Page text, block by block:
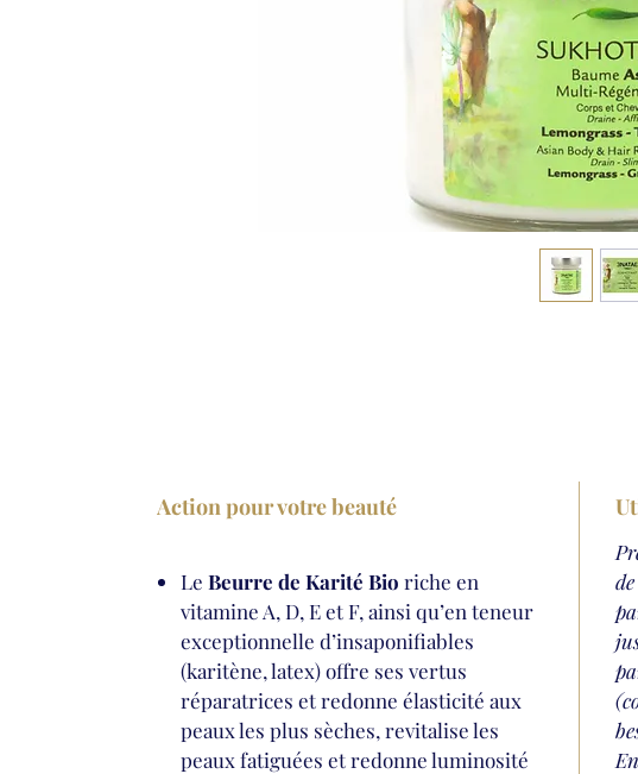
Action pour votre beauté
Le Beurre de Karité Bio riche en
vitamine A, D, E et F, ainsi qu’en teneur
exceptionnelle d’insaponifiables
(karitène, latex) offre ses vertus
réparatrices et redonne élasticité aux
peaux les plus sèches, revitalise les
peaux fatiguées et redonne luminosité